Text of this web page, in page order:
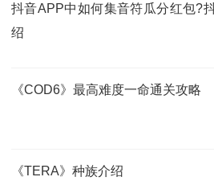
抖音APP中如何集音符瓜分红包?
绍
《COD6》最高难度一命通关攻略
《TERA》种族介绍